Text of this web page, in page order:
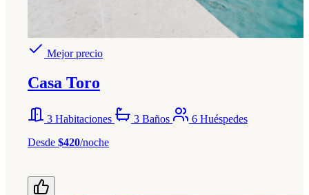
Mejor precio
Casa Toro
3 Habitaciones 3 Baños
6 Huéspedes
Desde $420/noche